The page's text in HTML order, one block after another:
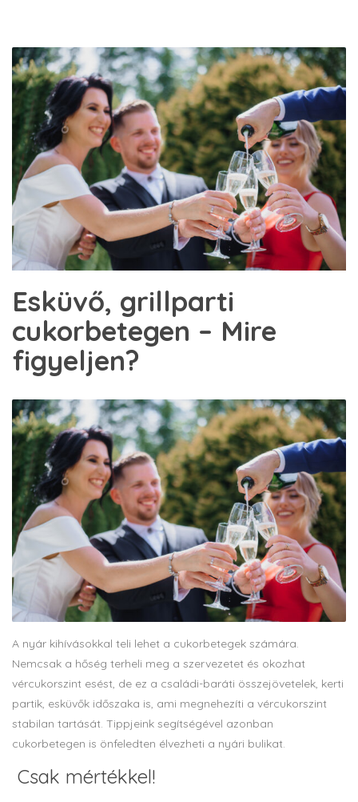
Esküvő, grillparti
cukorbetegen – Mire
figyeljen?
A nyár kihívásokkal teli lehet a cukorbetegek számára.
Nemcsak a hőség terheli meg a szervezetet és okozhat
vércukorszint esést, de ez a családi-baráti összejövetelek, kerti
partik, esküvők időszaka is, ami megnehezíti a vércukorszint
stabilan tartását. Tippjeink segítségével azonban
cukorbetegen is önfeledten élvezheti a nyári bulikat.
Csak mértékkel!